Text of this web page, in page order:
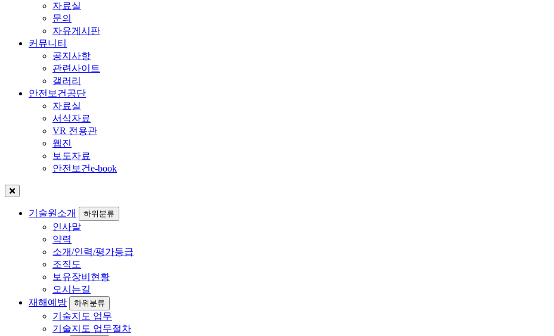
자료실
문의
자유게시판
커뮤니티
공지사항
관련사이트
갤러리
안전보건공단
자료실
서식자료
VR 전용관
웹진
보도자료
안전보건e-book
기술원소개 하위분류
인사말
약력
소개/인력/평가등급
조직도
보유장비현황
오시는길
재해예방
하위분류
기술지도 업무
기술지도 업무절차